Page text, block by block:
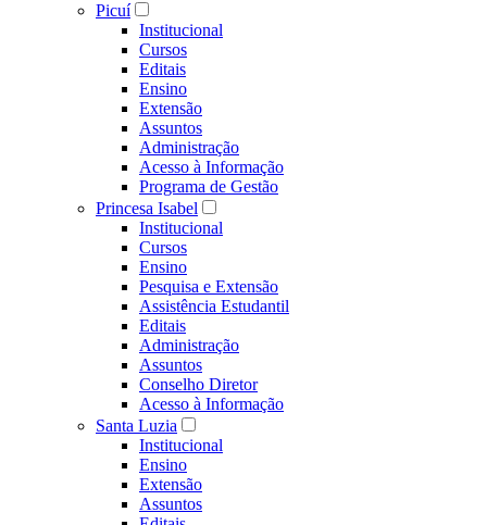
Picuí
Institucional
Cursos
Editais
Ensino
Extensão
Assuntos
Administração
Acesso à Informação
Programa de Gestão
Princesa Isabel
Institucional
Cursos
Ensino
Pesquisa e Extensão
Assistência Estudantil
Editais
Administração
Assuntos
Conselho Diretor
Acesso à Informação
Santa Luzia
Institucional
Ensino
Extensão
Assuntos